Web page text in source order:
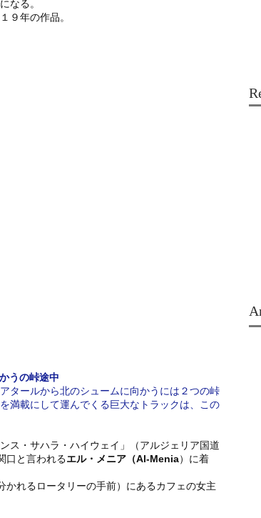
なる。
９年の作品。
うの峠途中
タールから北のシュームに向かうには２つの峠
満載にして運んでくる巨大なトラックは、この
ス・サハラ・ハイウェイ」（アルジェリア国道
口と言われるエル・メニア（Al-Menia）に着
かれるロータリーの手前）にあるカフェの女主